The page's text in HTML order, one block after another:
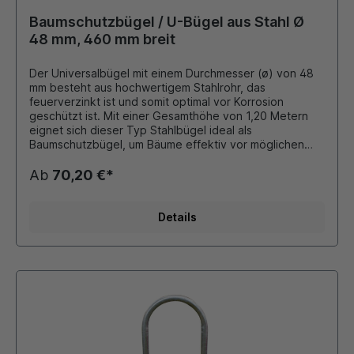
Baumschutzbügel / U-Bügel aus Stahl Ø
48 mm, 460 mm breit
Der Universalbügel mit einem Durchmesser (ø) von 48
mm besteht aus hochwertigem Stahlrohr, das
feuerverzinkt ist und somit optimal vor Korrosion
geschützt ist. Mit einer Gesamthöhe von 1,20 Metern
eignet sich dieser Typ Stahlbügel ideal als
Baumschutzbügel, um Bäume effektiv vor möglichen
Das Stahlrohr mit einem Durchmesser von 48 mm und
einer Wandstärke von 2,5 mm gewährleistet eine
Boden wird der Bügel ortsfest positioniert und dient
oder als Absperrung für verschiedene Anwendungen.
nur eine ansprechende Optik, sondern gewährleistet
Baumschutzbügel in verschiedenen Farben erhältlich,
darunter rot/weiß, schwarz/gelb oder DB 703 – so
können Sie die Optik je nach Umgebung oder
Ab 70,20 €*
Details